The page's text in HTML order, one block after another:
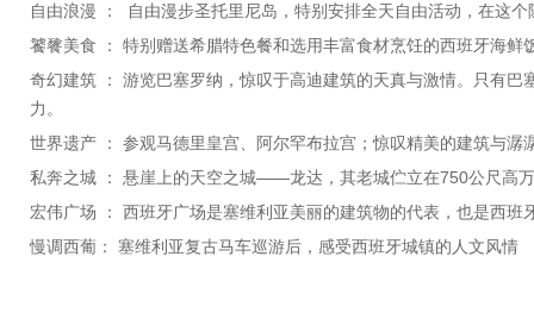
自由浪漫 ： 自由漫步圣托里尼岛，特别安排全天自由活动，在这
饕餮美食 ： 特别赠送希腊特色餐和选用丰富食材烹饪的西班牙海鲜
奇幻建筑 ： 游览巴塞罗纳，惊叹于高迪建筑的天真与激情。只有
力。
世界遗产 ： 参观马德里皇宫、阿尔罕布拉宫；惊叹精美的建筑与
私奔之城 ： 悬崖上的天空之城——龙达，其老城伫立在750公尺高
宏伟广场 ： 西班牙广场是塞维利亚美丽的建筑物的代表，也是西
慢调西葡： 塞维利亚复古马车巡游后，感受西班牙城镇的人文风情